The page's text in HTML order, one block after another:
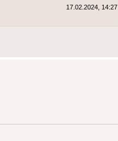
17.02.2024, 14:27